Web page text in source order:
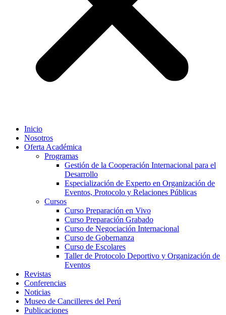
Inicio
Nosotros
Oferta Académica
Programas
Gestión de la Cooperación Internacional para el
Desarrollo
Especialización de Experto en Organización de
Eventos, Protocolo y Relaciones Públicas
Cursos
Curso Preparación en Vivo
Curso Preparación Grabado
Curso de Negociación Internacional
Curso de Gobernanza
Curso de Escolares
Taller de Protocolo Deportivo y Organización de
Eventos
Revistas
Conferencias
Noticias
Museo de Cancilleres del Perú
Publicaciones